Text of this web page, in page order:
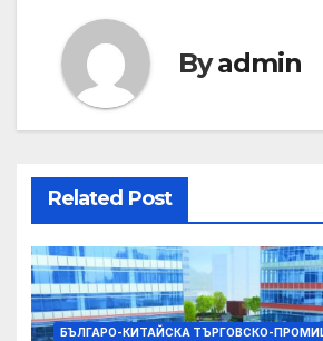
Byadmin
Related Post
БЪЛГАРО-КИТАЙСКА ТЪРГОВСКО-